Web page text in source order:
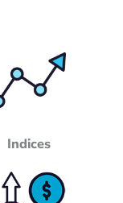
Indices